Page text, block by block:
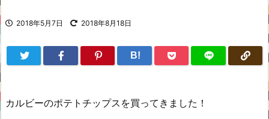
2018年5月7日 2018年8月18日
B!
カルビーのポテトチップスを買ってきました！